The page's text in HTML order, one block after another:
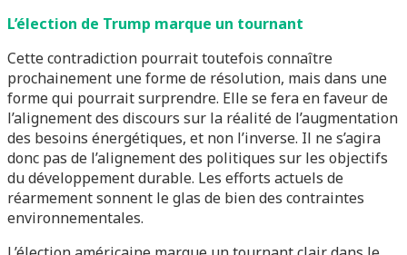
L’élection de Trump marque un tournant
Cette contradiction pourrait toutefois connaître
prochainement une forme de résolution, mais dans une
forme qui pourrait surprendre. Elle se fera en faveur de
l’alignement des discours sur la réalité de l’augmentation
des besoins énergétiques, et non l’inverse. Il ne s’agira
donc pas de l’alignement des politiques sur les objectifs
du développement durable. Les efforts actuels de
réarmement sonnent le glas de bien des contraintes
environnementales.